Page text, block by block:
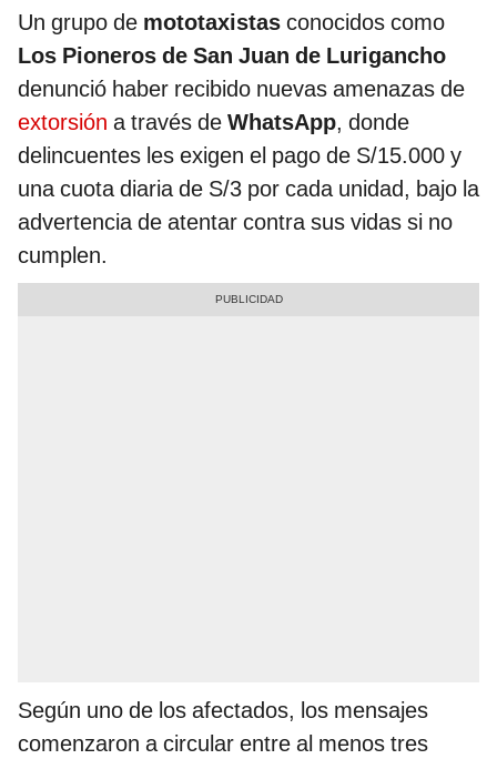
Un grupo de mototaxistas conocidos como
Los Pioneros de San Juan de Lurigancho
denunció haber recibido nuevas amenazas de
extorsión a través de WhatsApp, donde
delincuentes les exigen el pago de S/15.000 y
una cuota diaria de S/3 por cada unidad, bajo la
advertencia de atentar contra sus vidas si no
cumplen.
Según uno de los afectados, los mensajes
comenzaron a circular entre al menos tres